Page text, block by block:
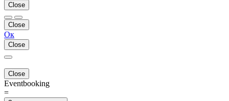
Close
Close
Ок
Close
Close
Eventbooking
=